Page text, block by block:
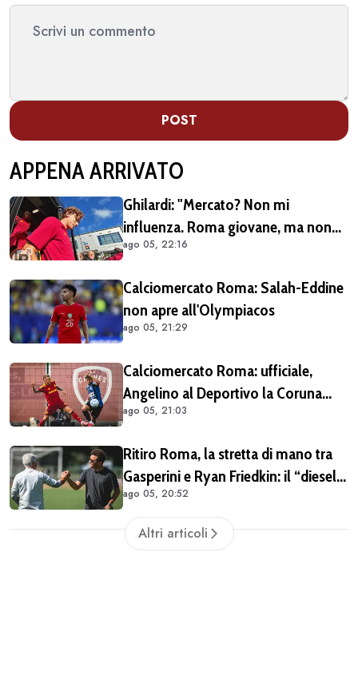
POST
APPENA ARRIVATO
Ghilardi: "Mercato? Non mi
influenza. Roma giovane, ma non
siamo alle prime armi"
ago 05, 22:16
Calciomercato Roma: Salah-Eddine
non apre all'Olympiacos
ago 05, 21:29
Calciomercato Roma: ufficiale,
Angelino al Deportivo la Coruna
(COMUNICATO)
ago 05, 21:03
Ritiro Roma, la stretta di mano tra
Gasperini e Ryan Friedkin: il “diesel”
giallorosso ha iniziato a ingranare
ago 05, 20:52
Altri articoli